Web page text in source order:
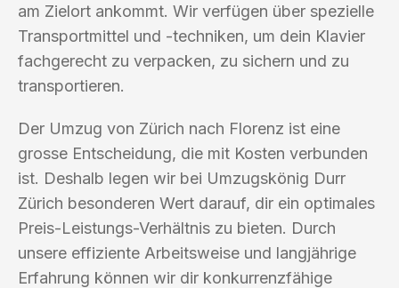
am Zielort ankommt. Wir verfügen über spezielle
Transportmittel und -techniken, um dein Klavier
fachgerecht zu verpacken, zu sichern und zu
transportieren.
Der Umzug von Zürich nach Florenz ist eine
grosse Entscheidung, die mit Kosten verbunden
ist. Deshalb legen wir bei Umzugskönig Durr
Zürich besonderen Wert darauf, dir ein optimales
Preis-Leistungs-Verhältnis zu bieten. Durch
unsere effiziente Arbeitsweise und langjährige
Erfahrung können wir dir konkurrenzfähige